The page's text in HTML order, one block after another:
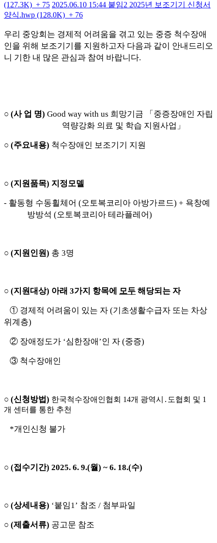
(127.3K) + 75 2025.06.10 15:44 붙임2 2025년 보조기기 신청서
양식.hwp (128.0K) + 76
우리 중앙회는 경제적 어려움을 겪고 있는 중증 척수장애
인을 위해 보조기기를 지원하고자 다음과 같이 안내드리오
니 기한 내 많은 관심과 참여 바랍니다.
○ (사 업 명) Good way with us 희망기금 「 중증장애인 자립
역량강화 의료 및 학습 지원사업 」
○ (주요내용) 척수장애인 보조기기 지원
○ (지원품목) 지정모델
- 활동형 수동휠체어 (오토복코리아 아방가르드) + 욕창예
방방석 (오토복코리아 테라플레어)
○ (지원인원) 총 3명
○ (지원대상) 아래 3가지 항목에 모두 해당되는 자
① 경제적 어려움이 있는 자 (기초생활수급자 또는 차상
위계층)
② 장애정도가 ‘심한장애 ’ 인 자 (중증)
③ 척수장애인
○ (신청방법) 한국척수장애인협회 14개 광역시 ․ 도협회 및 1
개 센터를 통한 추천
*개인신청 불가
○ (접수기간) 2025. 6. 9.(월) ~ 6. 18.(수)
○ (상세내용) ‘붙임1’ 참조 / 첨부파일
○ (제출서류) 공고문 참조